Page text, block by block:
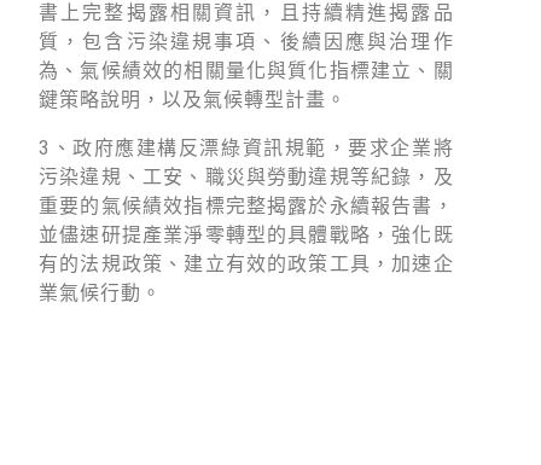
書上完整揭露相關資訊，且持續精進揭露品
質，包含污染違規事項、後續因應與治理作
為、氣候績效的相關量化與質化指標建立、關
鍵策略說明，以及氣候轉型計畫。
3、政府應建構反漂綠資訊規範，要求企業將
污染違規、工安、職災與勞動違規等紀錄，及
重要的氣候績效指標完整揭露於永續報告書，
並儘速研提產業淨零轉型的具體戰略，強化既
有的法規政策、建立有效的政策工具，加速企
業氣候行動。